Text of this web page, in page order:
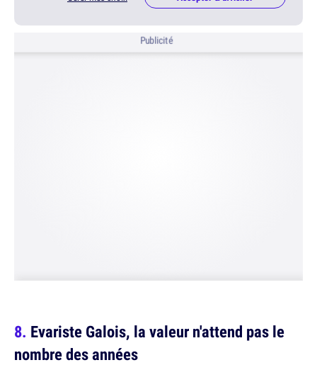
Publicité
Evariste Galois, la valeur n'attend pas le
nombre des années